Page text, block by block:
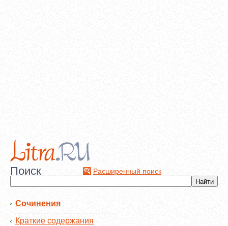
Поиск Расширенный поиск
Сочинения
Краткие содержания